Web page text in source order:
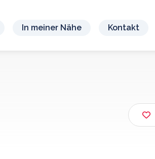
In meiner Nähe Kontakt